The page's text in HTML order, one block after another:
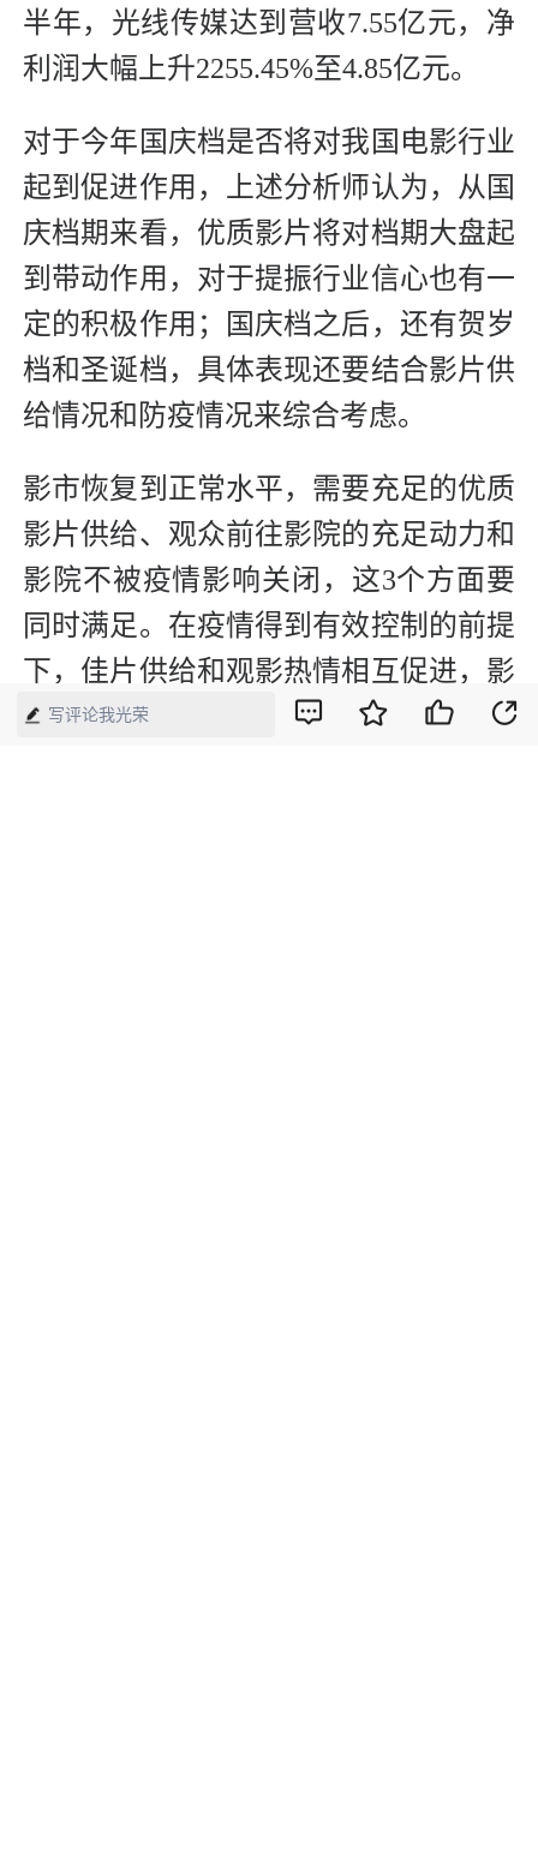
半年，光线传媒达到营收7.55亿元，净
利润大幅上升2255.45%至4.85亿元。
对于今年国庆档是否将对我国电影行业
起到促进作用，上述分析师认为，从国
庆档期来看，优质影片将对档期大盘起
到带动作用，对于提振行业信心也有一
定的积极作用；国庆档之后，还有贺岁
档和圣诞档，具体表现还要结合影片供
给情况和防疫情况来综合考虑。
影市恢复到正常水平，需要充足的优质
影片供给、观众前往影院的充足动力和
影院不被疫情影响关闭，这3个方面要
同时满足。在疫情得到有效控制的前提
下，佳片供给和观影热情相互促进，影
市才能越来越好。
写评论我光荣